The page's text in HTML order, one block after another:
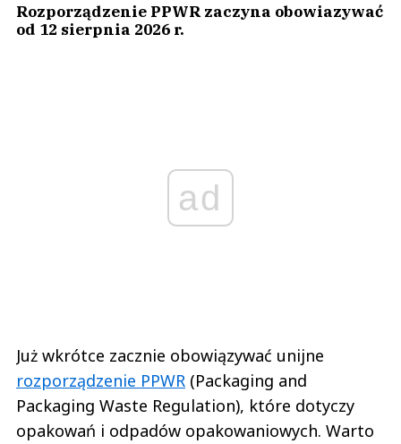
Rozporządzenie PPWR zaczyna obowiazywać
od 12 sierpnia 2026 r.
ad
Już wkrótce zacznie obowiązywać unijne
rozporządzenie PPWR (Packaging and
Packaging Waste Regulation), które dotyczy
opakowań i odpadów opakowaniowych. Warto